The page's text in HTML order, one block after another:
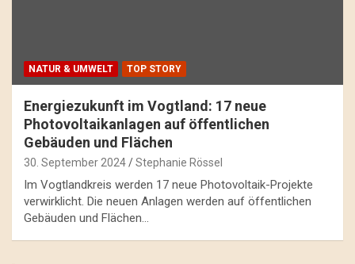
NATUR & UMWELT TOP STORY
Energiezukunft im Vogtland: 17 neue
Photovoltaikanlagen auf öffentlichen
Gebäuden und Flächen
30. September 2024 Stephanie Rössel
Im Vogtlandkreis werden 17 neue Photovoltaik-Projekte
verwirklicht. Die neuen Anlagen werden auf öffentlichen
Gebäuden und Flächen…